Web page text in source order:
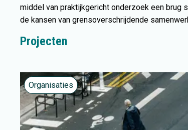
middel van praktijkgericht onderzoek een brug
de kansen van grensoverschrijdende
Projecten
Organisaties